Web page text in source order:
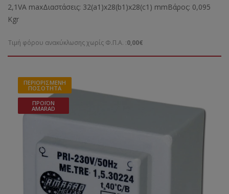
2,1VA maxΔιαστάσεις: 32(a1)x28(b1)x28(c1) mmBάρος: 0,095
Kgr
Τιμή φόρου ανακύκλωσης χωρίς Φ.Π.Α. :0,00€
ΠΕΡΙΟΡΙΣΜΈΝΗ
ΠΟΣΌΤΗΤΑ
ΠΡΟΪΌΝ
AMARAD